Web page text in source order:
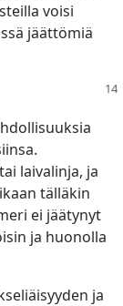
voisi
jäättömiä
laivalinja, ja
tälläkin
ei jäätynyt
ja huonolla
ja